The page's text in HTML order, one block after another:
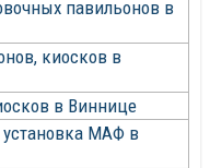
павильонов в
киосков в
в Виннице
установка МАФ в